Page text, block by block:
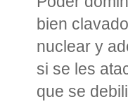
bien
nuclear y
si se les
que se